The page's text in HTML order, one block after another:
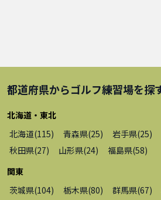
都道府県からゴルフ練習場を探
北海道・東北
北海道(115) 青森県(25) 岩手県(25)
秋田県(27) 山形県(24) 福島県(58)
関東
茨城県(104) 栃木県(80) 群馬県(67)